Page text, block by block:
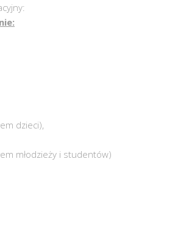
dzieci),
młodzieży i studentów)